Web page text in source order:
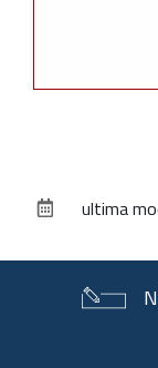
documento
ultima